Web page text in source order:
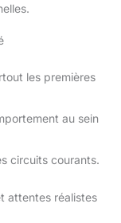
les premières
au sein
circuits courants.
attentes réalistes